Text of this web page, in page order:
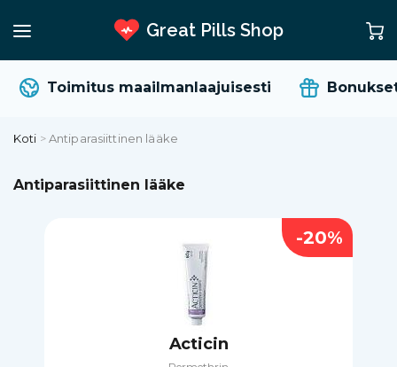
Great Pills Shop
Toimitus maailmanlaajuisesti Bonukset
Koti >Antiparasiittinen lääke
Antiparasiittinen lääke
Acticin
-20%